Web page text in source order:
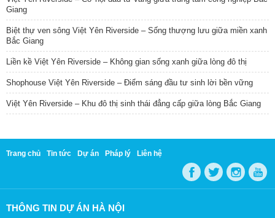
Giang
Biệt thự ven sông Việt Yên Riverside – Sống thượng lưu giữa miền xanh
Bắc Giang
Liền kề Việt Yên Riverside – Không gian sống xanh giữa lòng đô thị
Shophouse Việt Yên Riverside – Điểm sáng đầu tư sinh lời bền vững
Việt Yên Riverside – Khu đô thị sinh thái đẳng cấp giữa lòng Bắc Giang
Trang chủ Tin tức Dự án Pháp lý Liên hệ
THÔNG TIN DỰ ÁN HÀ NỘI